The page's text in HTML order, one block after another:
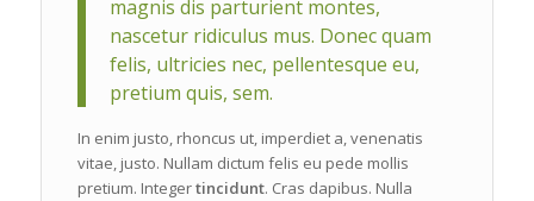
magnis dis parturient montes,
nascetur ridiculus mus. Donec quam
felis, ultricies nec, pellentesque eu,
pretium quis, sem.
In enim justo, rhoncus ut, imperdiet a, venenatis
vitae, justo. Nullam dictum felis eu pede mollis
pretium. Integertincidunt. Cras dapibus. Nulla